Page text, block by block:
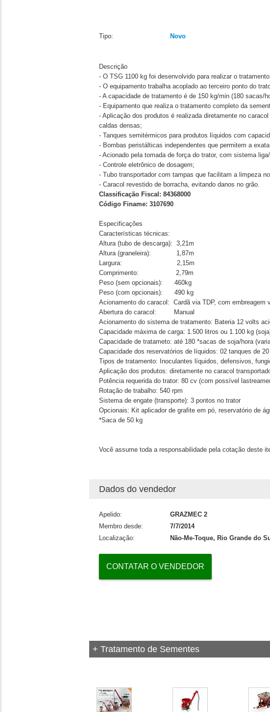
Tipo: Novo
Descrição
- O TSG 1100 kg foi desenvolvido para realizar o
- O equipamento trabalha acoplado ao terceiro ponto do
- A capacidade de tratamento é de 150 kg/min (180 sacas/
- Equipamento que realiza o tratamento completo da
- Aplicação dos produtos é realizada diretamente no
caldas densas;
- Tanques semitérmicos para produtos líquidos com
- Bombas peristálticas independentes que permitem a
- Acionado pela tomada de força do trator, com sistema
- Controle eletrônico de dosagem;
- Tubo transportador com tampas que facilitam a limpeza
- Caracol revestido de borracha, evitando danos no grão.
Classificação Fiscal: 84368000
Código Finame: 3107690
Especificações
Características técnicas:
Altura (tubo de descarga): 3,21m
Altura (graneleira): 1,87m
Largura: 2,15m
Comprimento: 2,79m
Peso (sem opcionais): 460kg
Peso (com opcionais): 490 kg
Acionamento do caracol: Cardã via TDP, com embreagem
Abertura do caracol: Manual
Acionamento do sistema de tratamento: Bateria 12 volts
Capacidade máxima de carga: 1.500 litros ou 1.100 kg
Capacidade de tratameto: até 180 *sacas de soja/hora
Capacidade dos reservatórios de líquidos: 02 tanques de
Tipos de tratamento: Inoculantes líquidos, defensivos,
Aplicação dos produtos: diretamente no caracol
Potência requerida do trator: 80 cv (com possível
Rotação de trabalho: 540 rpm
Sistema de engate (transporte): 3 pontos no trator
Opcionais: Kit aplicador de grafite em pó, reservatório de
*Saca de 50 kg
Você assume toda a responsabilidade pela cotação deste
Dados do vendedor
Apelido:
GRAZMEC 2
Membro desde:
7/7/2014
Localização:
Não-Me-Toque, Rio Grande do
CONTATAR O VENDEDOR
+ Tratamento de Sementes